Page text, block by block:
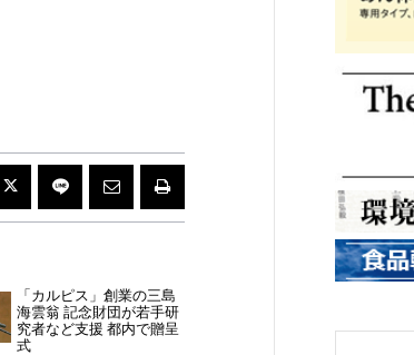
「カルピス」創業の三島
海雲翁 記念財団が若手研
究者など支援 都内で贈呈
式